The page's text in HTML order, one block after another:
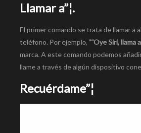
Llamar a”¦.
El primer comando se trata de llamar
teléfono. Por ejemplo, ”˜Oye Siri, llama
marca. A este comando podemos
llame a través de algún dispositivo
Recuérdame”¦